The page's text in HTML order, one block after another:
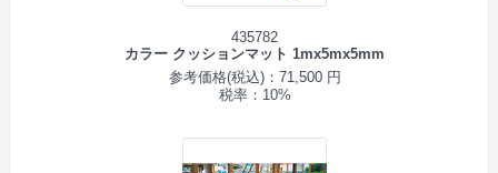
435782
カラー クッションマット 1mx5mx5mm
参考価格(税込)：71,500 円
税率：10%